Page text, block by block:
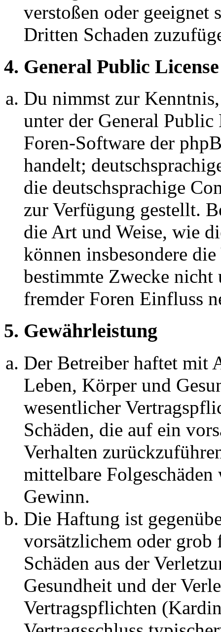
verstoßen oder geeignet
Dritten Schaden
4. General Public License
Du nimmst zur
unter der General
Foren-Software der
handelt;
die deutschsprachige
zur Verfügung gestellt.
die Art und Weise, wie
können insbesondere
bestimmte Zwecke nicht
fremder Foren Einfluss
5. Gewährleistung
Der Betreiber haftet mit
Leben, Körper und
wesentlicher
Schäden, die auf ein
Verhalten
mittelbare Folgeschäden
Gewinn.
Die Haftung ist
vorsätzlichem oder grob
Schäden aus der
Gesundheit und der
Vertragspflichten